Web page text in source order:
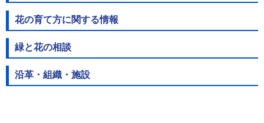
花の育て方に関する情報
緑と花の相談
沿革・組織・施設